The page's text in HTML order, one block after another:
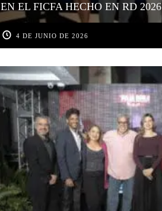
EN EL FICFA HECHO EN RD 2026
4 DE JUNIO DE 2026